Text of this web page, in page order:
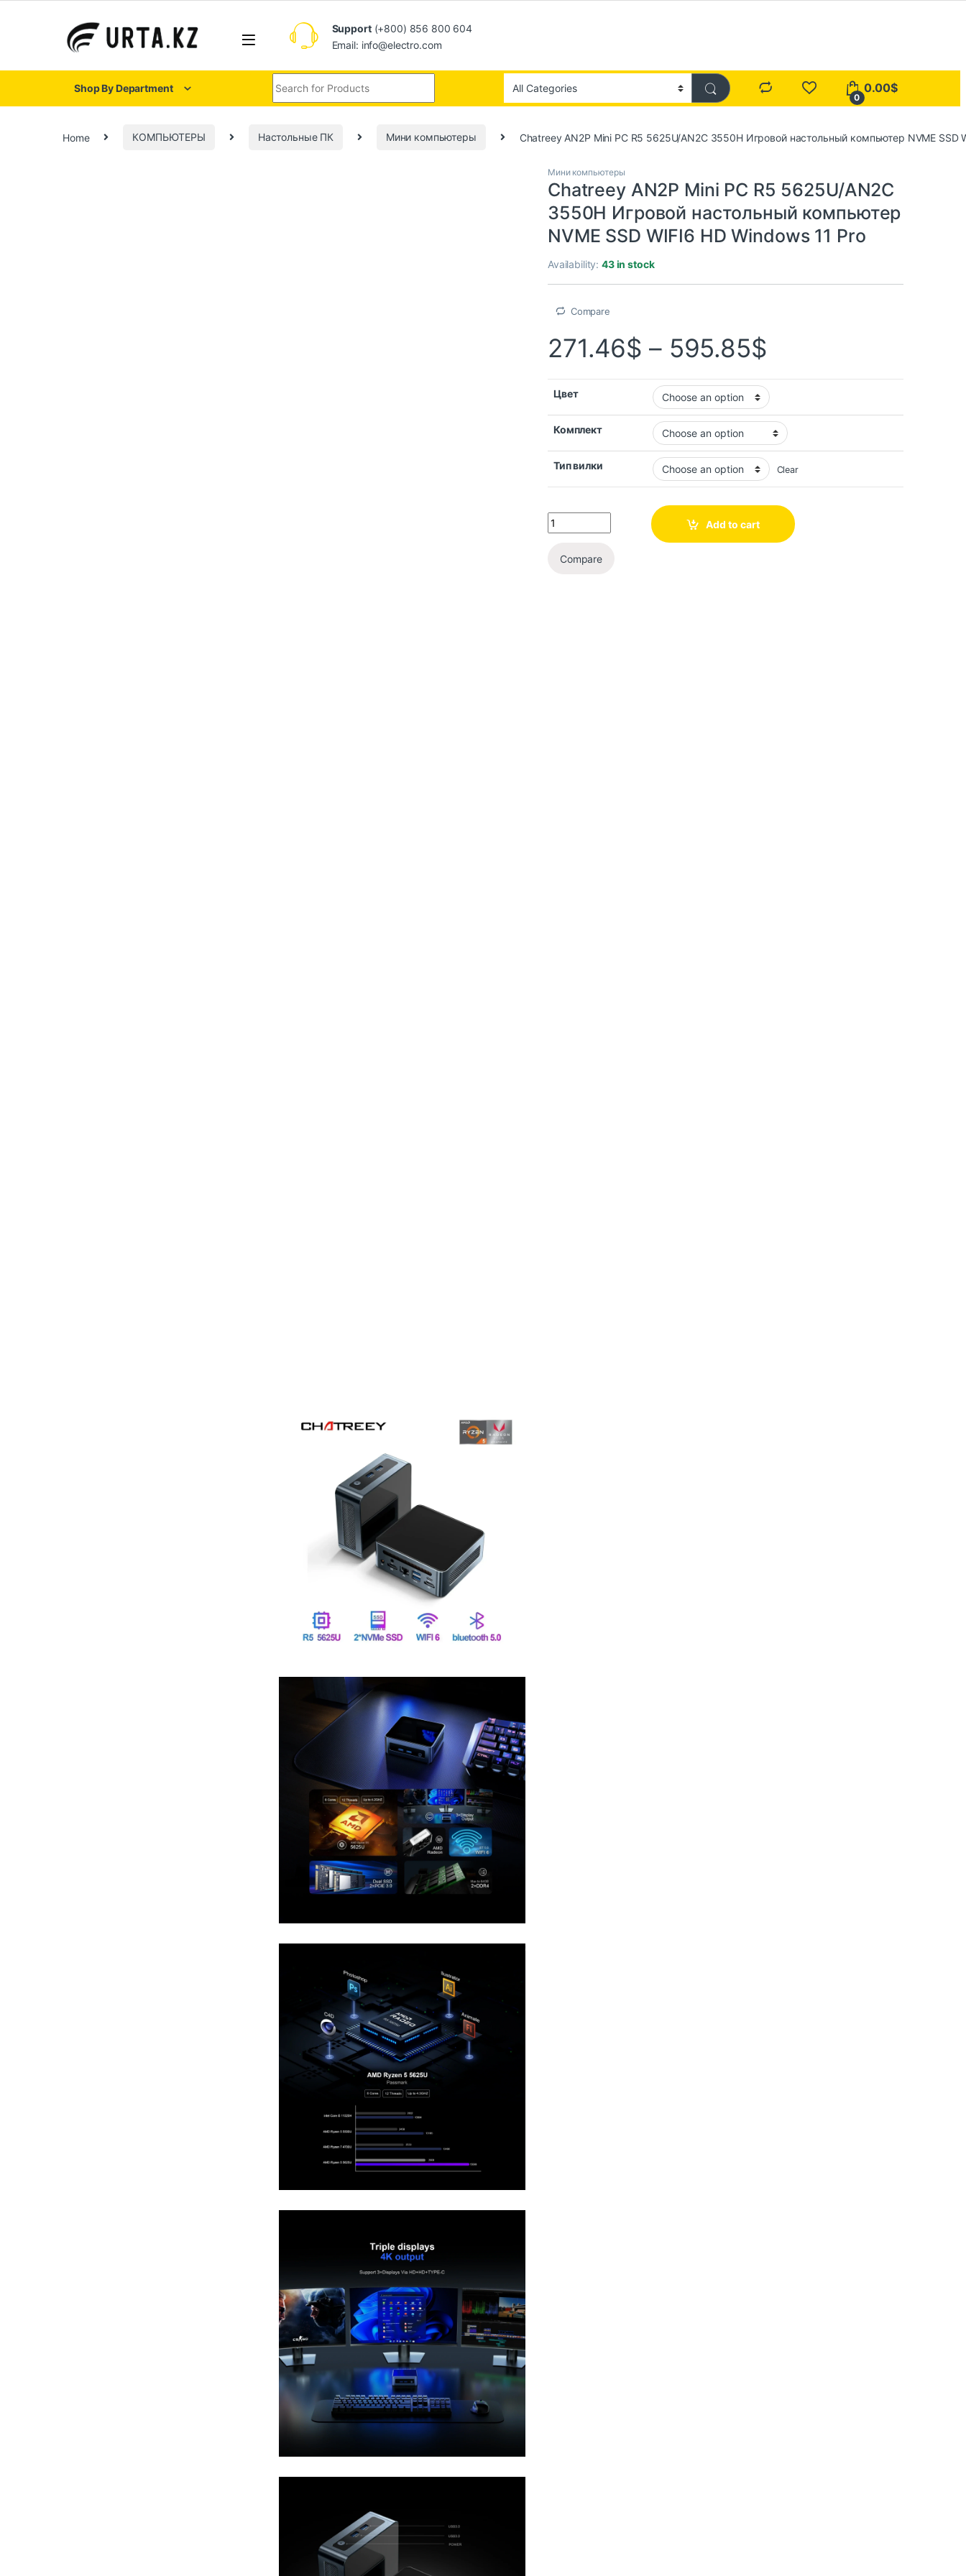
Support(+800) 856 800 604
Email: info@electro.com
Shop By Department
0
0.00$
Home КОМПЬЮТЕРЫ Настольные ПК Мини компьютеры Chatreey AN2P Mini PC R5 5625U/AN2C 3550H Игровой настольный компьютер NVME SSD
Мини компьютеры
Chatreey AN2P Mini PC R5 5625U/AN2C
3550H Игровой настольный компьютер
NVME SSD WIFI6 HD Windows 11 Pro
Availability:43 in stock
Compare
271.46$ – 595.85$
Цвет
Комплект
Тип вилки Clear
Add to cart
Compare